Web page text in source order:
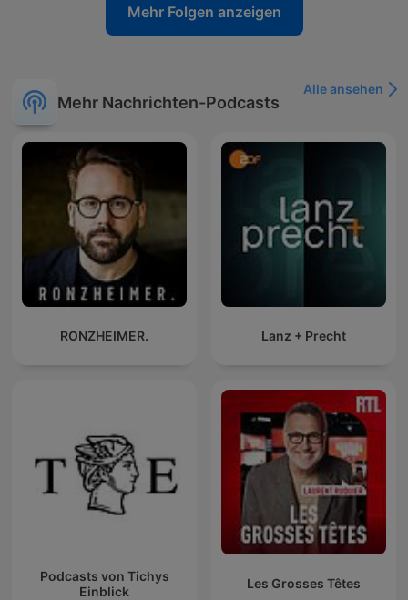
Mehr Folgen anzeigen
Mehr Nachrichten-Podcasts
Alle ansehen
RONZHEIMER. Lanz + Precht
Podcasts von Tichys
Einblick
Les Grosses Têtes